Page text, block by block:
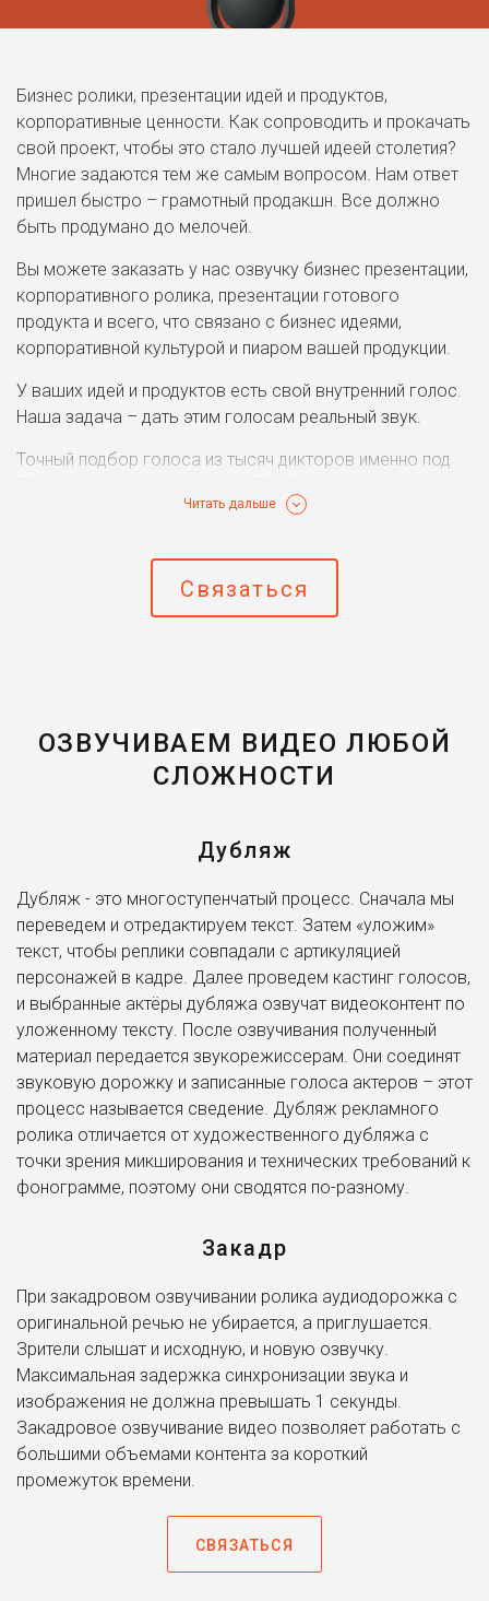
Бизнес ролики, презентации идей и продуктов,
корпоративные ценности. Как сопроводить и прокачать
свой проект, чтобы это стало лучшей идеей столетия?
Многие задаются тем же самым вопросом. Нам ответ
пришел быстро – грамотный продакшн. Все должно
быть продумано до мелочей.
Вы можете заказать у нас озвучку бизнес презентации,
корпоративного ролика, презентации готового
продукта и всего, что связано с бизнес идеями,
корпоративной культурой и пиаром вашей продукции.
У ваших идей и продуктов есть свой внутренний голос.
Наша задача – дать этим голосам реальный звук.
Точный подбор голоса из тысяч дикторов именно под
Закажите диктора с бархатным и низким тембром,
надежности проекта. Или выберите приятный женский
голос, чтобы обольстить вашу аудиторию и полностью
захватить их внимание. Для вас будут учтены все
Кроме того, вы сможете создать свой фирменный
качественный звук. И, что самое главное, уникальный.
Студия с профессиональным оборудованием и наши
будет укомплектован по полной: от дикторских голосов
до специально записанных звуков окружения. Это
называется полное погружение!
Мы поможем вам создать такую презентацию, чтобы
ваш слушатель рассказывал о нем дома своей семье,
а партнеры двумя руками пожимали вам руки!
Среди наших постоянных партенров: РЖД, Яндекс,
Geekbrains, Camozzi, Телеканал ТНТ, Телеканал 2х2,
Пятый канал и это только начало списка.
Вместе мы успешно презентуем новую технологию,
пропиарим инновационный продукт и повысим имидж
всей компании.
идеальный корпоративный ролик, в котором
вашей компании так, что они готовы будут
маршировать под вашим знаменем.
Мы работаем с любыми сферами бизнеса, потому что у
нас точно есть для вас подходящий голос. Ваш ролик
или презентацию могут озвучивать голливудские
звезды! Голос Леонардо Ди Каприо, Мэттью Макконахи
и многих других. Более 800 профессиональных актеров
Интерстеллар и многие другие) и мировых сериалов
Читать дальше
Связаться
ОЗВУЧИВАЕМ ВИДЕО ЛЮБОЙ
СЛОЖНОСТИ
Дубляж
Дубляж - это многоступенчатый процесс. Сначала мы
переведем и отредактируем текст. Затем «уложим»
текст, чтобы реплики совпадали с артикуляцией
персонажей в кадре. Далее проведем кастинг голосов,
и выбранные актёры дубляжа озвучат видеоконтент по
уложенному тексту. После озвучивания полученный
материал передается звукорежиссерам. Они соединят
звуковую дорожку и записанные голоса актеров – этот
процесс называется сведение. Дубляж рекламного
ролика отличается от художественного дубляжа с
точки зрения микширования и технических требований к
фонограмме, поэтому они сводятся по-разному.
Закадр
При закадровом озвучивании ролика аудиодорожка с
оригинальной речью не убирается, а приглушается.
Зрители слышат и исходную, и новую озвучку.
Максимальная задержка синхронизации звука и
изображения не должна превышать 1 секунды.
Закадровое озвучивание видео позволяет работать с
большими объемами контента за короткий
промежуток времени.
СВЯЗАТЬСЯ